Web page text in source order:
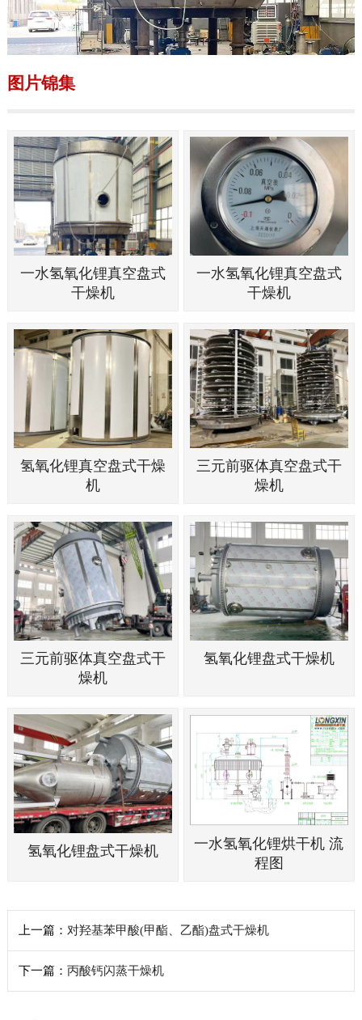
图片锦集
一水氢氧化锂真空盘式
干燥机
一水氢氧化锂真空盘式
干燥机
氢氧化锂真空盘式干燥
机
三元前驱体真空盘式干
燥机
三元前驱体真空盘式干
燥机
氢氧化锂盘式干燥机
氢氧化锂盘式干燥机
一水氢氧化锂烘干机 流
程图
上一篇： 对羟基苯甲酸(甲酯、乙酯)盘式干燥机
下一篇： 丙酸钙闪蒸干燥机